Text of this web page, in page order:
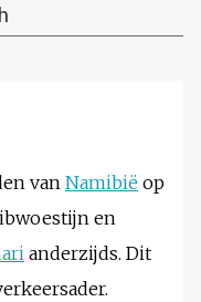
van Namibië op
en
anderzijds. Dit